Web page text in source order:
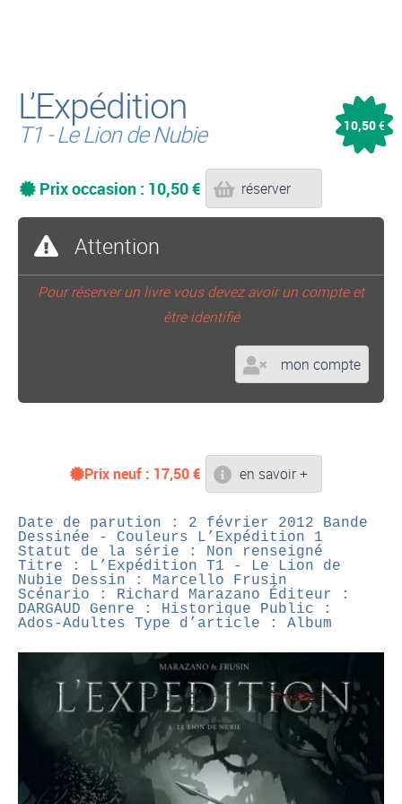
L’Expédition
T1 - Le Lion de Nubie 10,50€
Prix occasion : 10,50 € réserver
Attention
Pour réserver un livre vous devez avoir un compte et
être identifié
mon compte
Prix neuf : 17,50€ en savoir +
Date de parution : 2 février 2012 Bande
Dessinée - Couleurs L’Expédition 1
Statut de la série : Non renseigné
Titre : L’Expédition T1 - Le Lion de
Nubie Dessin : Marcello Frusin
Scénario : Richard Marazano Éditeur :
DARGAUD Genre : Historique Public :
Ados-Adultes Type d’article : Album